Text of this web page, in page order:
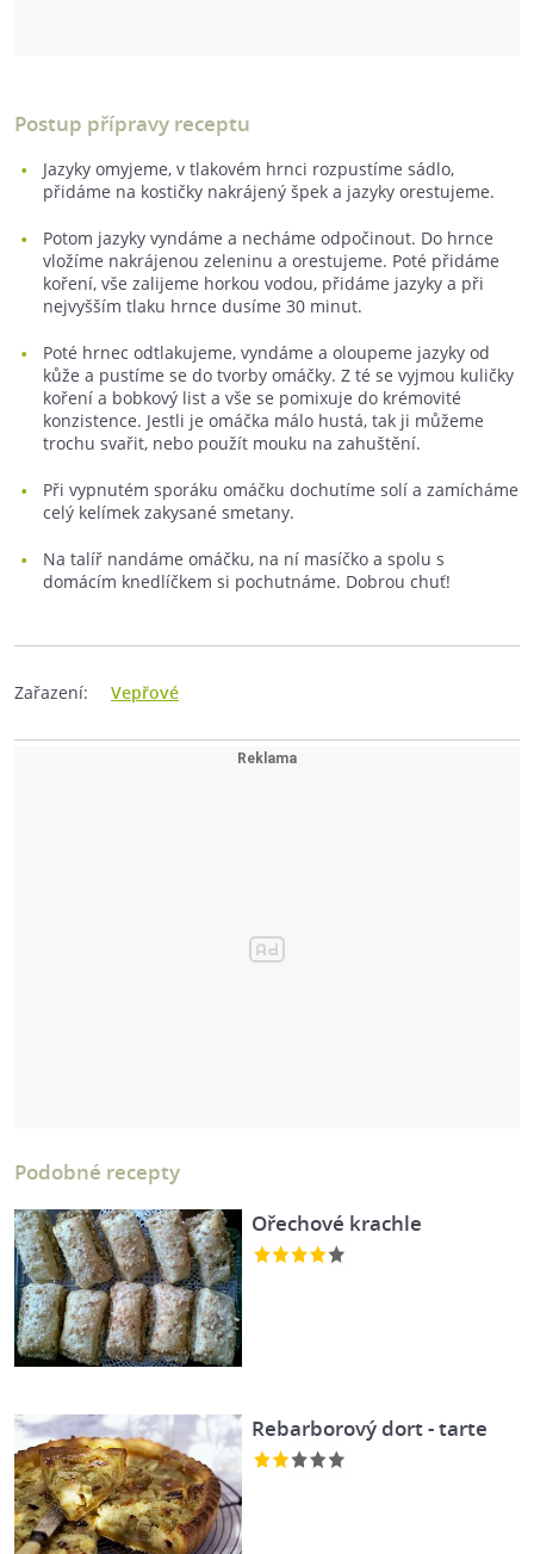
Postup přípravy receptu
Jazyky omyjeme, v tlakovém hrnci rozpustíme sádlo,
přidáme na kostičky nakrájený špek a jazyky orestujeme.
Potom jazyky vyndáme a necháme odpočinout. Do hrnce
vložíme nakrájenou zeleninu a orestujeme. Poté přidáme
koření, vše zalijeme horkou vodou, přidáme jazyky a při
nejvyšším tlaku hrnce dusíme 30 minut.
Poté hrnec odtlakujeme, vyndáme a oloupeme jazyky od
kůže a pustíme se do tvorby omáčky. Z té se vyjmou kuličky
koření a bobkový list a vše se pomixuje do krémovité
konzistence. Jestli je omáčka málo hustá, tak ji můžeme
trochu svařit, nebo použít mouku na zahuštění.
Při vypnutém sporáku omáčku dochutíme solí a zamícháme
celý kelímek zakysané smetany.
Na talíř nandáme omáčku, na ní masíčko a spolu s
domácím knedlíčkem si pochutnáme. Dobrou chuť!
Zařazení: Vepřové
Podobné recepty
Ořechové krachle
Rebarborový dort - tarte